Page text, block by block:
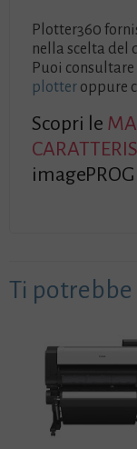
Plotter360
nella scelta del
Puoi
plotteroppure
Scopri le
Ti potrebbe